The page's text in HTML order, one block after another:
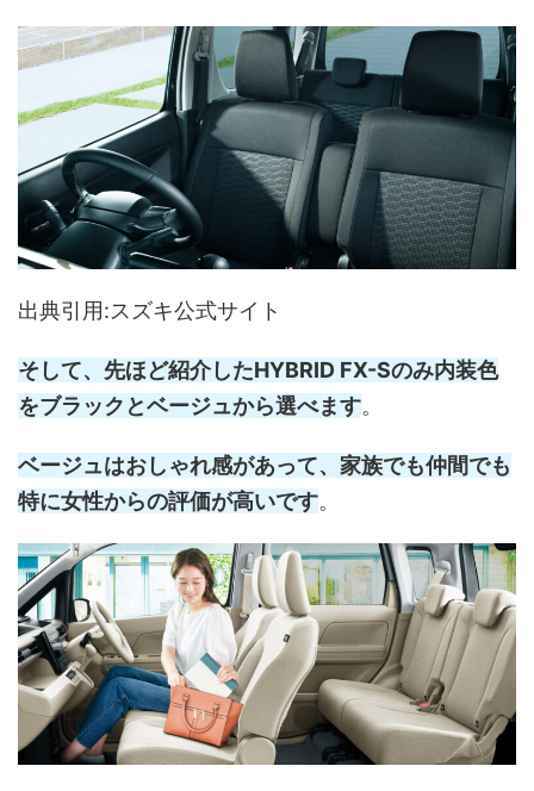
出典引用:スズキ公式サイト
そして、先ほど紹介したHYBRID FX-Sのみ内装色
をブラックとベージュから選べます。
ベージュはおしゃれ感があって、家族でも仲間でも
特に女性からの評価が高いです。